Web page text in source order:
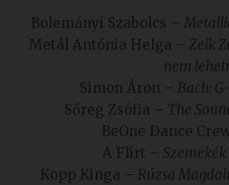
Bolemányi Szabolcs –
Metál Antónia Helga – Zelk
nem
Simon Áron – Bach:
Sőreg Zsófia – The
BeOne Dance
A Flirt –
Kopp Kinga – Rúzsa